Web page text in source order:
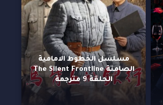
مسلسل الخطوط الامامية
الصامتة The Silent Frontline
الحلقة 9 مترجمة